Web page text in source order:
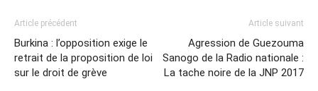
Article précédent
Burkina : l’opposition exige le
retrait de la proposition de loi
sur le droit de grève
Article suivant
Agression de Guezouma
Sanogo de la Radio nationale :
La tache noire de la JNP 2017